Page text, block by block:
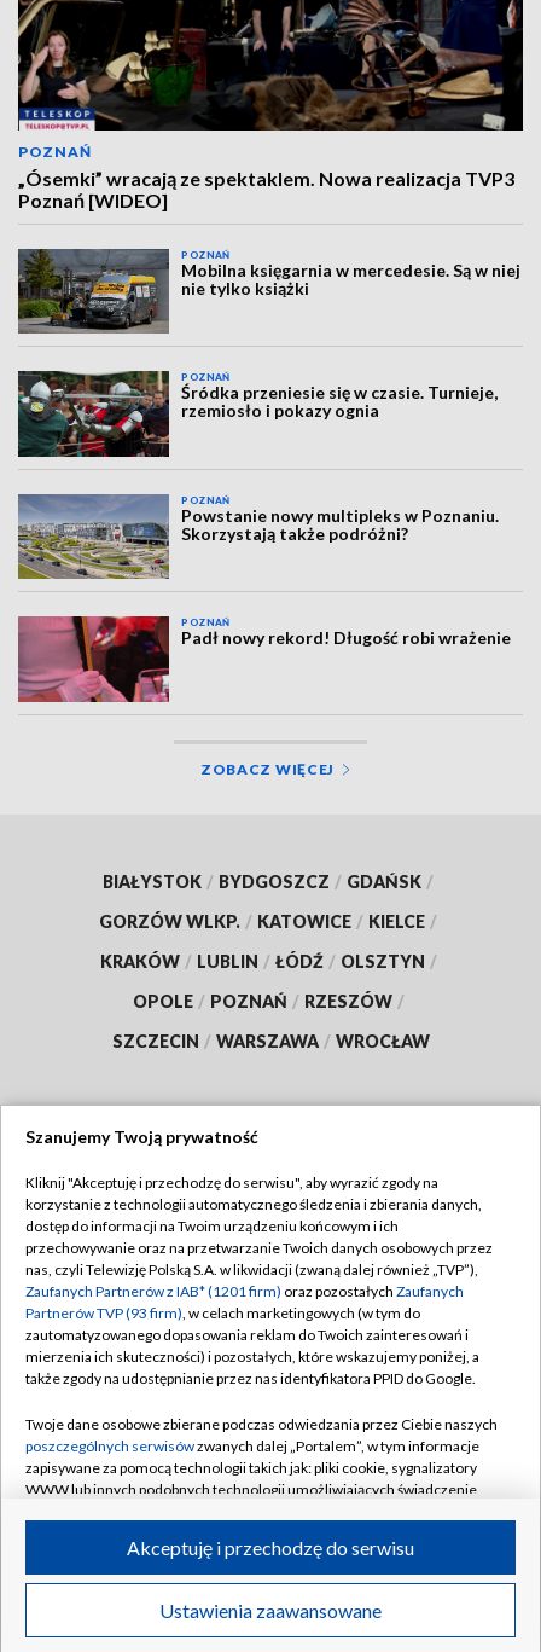
POZNAŃ
„Ósemki” wracają ze spektaklem. Nowa realizacja TVP3
Poznań [WIDEO]
POZNAŃ
Mobilna księgarnia w mercedesie. Są w niej
nie tylko książki
POZNAŃ
Śródka przeniesie się w czasie. Turnieje,
rzemiosło i pokazy ognia
POZNAŃ
Powstanie nowy multipleks w Poznaniu.
Skorzystają także podróżni?
POZNAŃ
Padł nowy rekord! Długość robi wrażenie
ZOBACZ WIĘCEJ
BIAŁYSTOK / BYDGOSZCZ / GDAŃSK /
GORZÓW WLKP. / KATOWICE / KIELCE /
KRAKÓW / LUBLIN / ŁÓDŹ / OLSZTYN /
OPOLE / POZNAŃ / RZESZÓW /
SZCZECIN / WARSZAWA / WROCŁAW
TVP
Abonament TVP
Emisja w TVP
Centrum informacji TVP
Naziemna Telewizja Cyfrowa
Rada Programowa
System NOS
Informacje o nadawcy
Program dla prasy
Ogłoszenie przetargowe
Regulamin TVP
Polityka prywatności
Moje zgody
Pomoc
Kontakt
Kanały
©2026 Telewizja Polska S.A. w likwidacji
Szanujemy Twoją prywatność
Kliknij "Akceptuję i przechodzę do serwisu", aby wyrazić zgody na
korzystanie z technologii automatycznego śledzenia i zbierania danych,
dostęp do informacji na Twoim urządzeniu końcowym i ich
przechowywanie oraz na przetwarzanie Twoich danych osobowych przez
nas, czyli Telewizję Polską S.A. w likwidacji (zwaną dalej również „TVP”),
Zaufanych Partnerów z IAB* (1201 firm) oraz pozostałych Zaufanych
Partnerów TVP (93 firm), w celach marketingowych (w tym do
zautomatyzowanego dopasowania reklam do Twoich zainteresowań i
mierzenia ich skuteczności) i pozostałych, które wskazujemy poniżej, a
także zgody na udostępnianie przez nas identyfikatora PPID do Google.
Twoje dane osobowe zbierane podczas odwiedzania przez Ciebie naszych
poszczególnych serwisówzwanych dalej „Portalem”, w tym informacje
zapisywane za pomocą technologii takich jak: pliki cookie, sygnalizatory
WWW lub innych podobnych technologii umożliwiających świadczenie
ruchu w Internecie.
Twoje dane osobowe zbierane podczas odwiedzania przez Ciebie
poszczególnych serwisówna Portalu, takie jak adresy IP, identyfikatory
Ustawienia zaawansowane
Akceptuję i przechodzę do serwisu